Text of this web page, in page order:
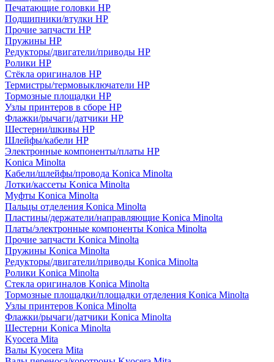
Печатающие головки HP
Подшипники/втулки HP
Прочие запчасти HP
Пружины HP
Редукторы/двигатели/приводы HP
Ролики HP
Стёкла оригиналов HP
Термистры/термовыключатели HP
Тормозные площадки HP
Узлы принтеров в сборе HP
Флажки/рычаги/датчики HP
Шестерни/шкивы HP
Шлейфы/кабели HP
Электронные компоненты/платы HP
Konica Minolta
Кабели/шлейфы/провода Konica Minolta
Лотки/кассеты Konica Minolta
Муфты Konica Minolta
Пальцы отделения Konica Minolta
Пластины/держатели/направляющие Konica Minolta
Платы/электронные компоненты Konica Minolta
Прочие запчасти Konica Minolta
Пружины Konica Minolta
Редукторы/двигатели/приводы Konica Minolta
Ролики Konica Minolta
Стекла оригиналов Konica Minolta
Тормозные площадки/площадки отделения Konica Minolta
Узлы принтеров Konica Minolta
Флажки/рычаги/датчики Konica Minolta
Шестерни Konica Minolta
Kyocera Mita
Валы Kyocera Mita